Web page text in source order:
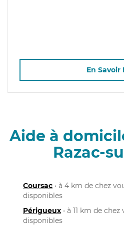
En Savoir
Aide à
Razac-
Coursac • à 4 km de chez
disponibles
Périgueux • à 11 km de
disponibles